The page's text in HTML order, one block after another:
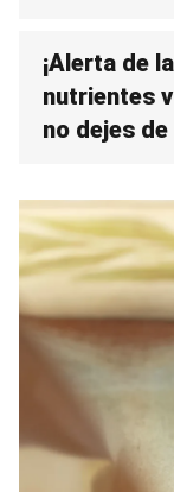
¡Alerta de
nutrientes
no dejes